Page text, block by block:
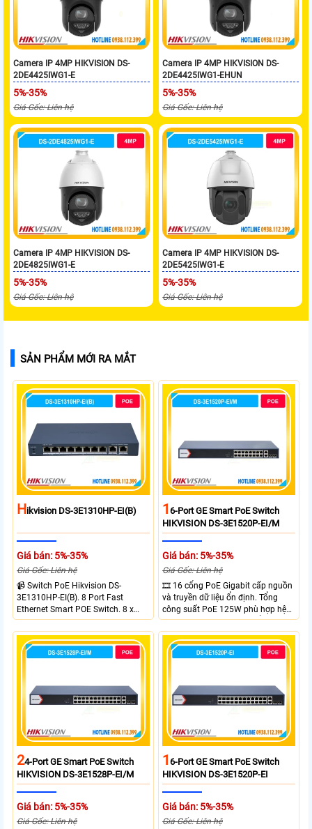
Camera IP 4MP HIKVISION DS-
2DE4425IWG1-E
5%-35%
Giá Gốc: Liên hệ
Camera IP 4MP HIKVISION DS-
2DE4425IWG1-EHUN
5%-35%
Giá Gốc: Liên hệ
Camera IP 4MP HIKVISION DS-
2DE4825IWG1-E
5%-35%
Giá Gốc: Liên hệ
Camera IP 4MP HIKVISION DS-
2DE5425IWG1-E
5%-35%
Giá Gốc: Liên hệ
SẢN PHẨM MỚI RA MẮT
HIkvision DS-3E1310HP-EI(B)
Giá bán: 5%-35%
Giá Gốc: Liên hệ
📹 Switch PoE Hikvision DS-
3E1310HP-EI(B). 8 Port Fast
Ethernet Smart POE Switch. 8 x
10/100M PoE Ports, 2 x Gigabit
Uplink Ports.
16-Port GE Smart PoE Switch
HIKVISION DS-3E1520P-EI/M
Giá bán: 5%-35%
Giá Gốc: Liên hệ
🎞 16 cổng PoE Gigabit cấp nguồn
và truyền dữ liệu ổn định. Tổng
công suất PoE 125W phù hợp hệ
thống camera IP vừa. 2 cổng RJ45
Gigabit và 2 cổng quang SFP mở
rộng linh hoạt. Hỗ trợ truyền PoE
xa tối đa lên đến 300 mét.
24-Port GE Smart PoE Switch
HIKVISION DS-3E1528P-EI/M
Giá bán: 5%-35%
Giá Gốc: Liên hệ
16-Port GE Smart PoE Switch
HIKVISION DS-3E1520P-EI
Giá bán: 5%-35%
Giá Gốc: Liên hệ